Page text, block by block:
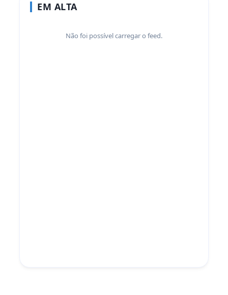
EM ALTA
Não foi possível carregar o feed.